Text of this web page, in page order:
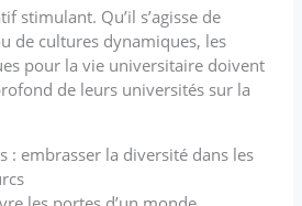
stimulant. Qu’il s’agisse de
de cultures dynamiques, les
pour la vie universitaire doivent
de leurs universités sur la
: embrasser la diversité dans les